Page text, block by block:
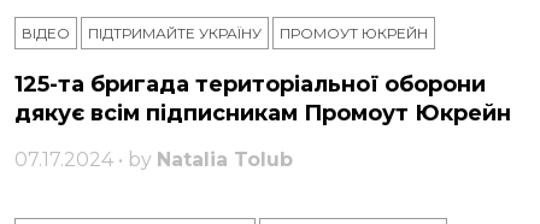
ВІДЕО ПІДТРИМАЙТЕ УКРАЇНУ ПРОМОУТ ЮКРЕЙН
125-та бригада територіальної оборони
дякує всім підписникам Промоут Юкрейн
07.17.2024 • by Natalia Tolub